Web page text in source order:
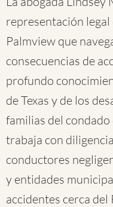
representación
Palmview que
consecuencias de
profundo
de Texas y de los
familias del
trabaja con
conductores
y entidades
accidentes cerca